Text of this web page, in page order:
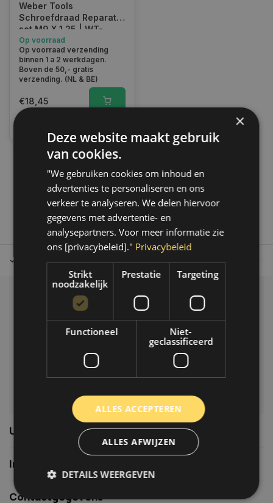
Weber Tools
Schroefdraad Reparatie
set M9 X 1.25 | WT-
2114-9125
Op voorraad
Op voorraad verzending
binnen 1 a 2 werkdagen.
Boven de 50,- gratis
verzending. (NL & BE)
€18,45
1
Tot 30 dagen retour sturen. Op werkdagen voor 14.00 uur
Klantenservice
Veelgestelde vragen
06-39119169
info@autoklusser.nl
Usefull links
Informatie
Contactgegevens
×
Deze website maakt gebruik
van cookies.
"We gebruiken cookies om inhoud en
advertenties te personaliseren en ons
verkeer te analyseren. We delen hiervoor
gegevens met advertentie- en
analysepartners. Voor meer informatie zie
ons [privacybeleid]." Privacybeleid
Strikt
noodzakelijk
Prestatie Targeting
Functioneel
Niet-
geclassificeerd
ALLES ACCEPTEREN
ALLES AFWIJZEN
DETAILS WEERGEVEN